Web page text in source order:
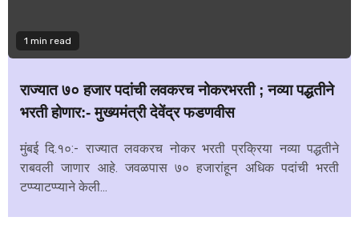
1 min read
राज्यात ७० हजार पदांची लवकरच नोकरभरती ; नव्या पद्धतीने
भरती होणार:- मुख्यमंत्री देवेंद्र फडणवीस
मुंबई दि.१०:- राज्यात लवकरच नोकर भरती प्रक्रिया नव्या पद्धतीने
राबवली जाणार आहे. जवळपास ७० हजारांहून अधिक पदांची भरती
टप्प्याटप्प्याने केली...